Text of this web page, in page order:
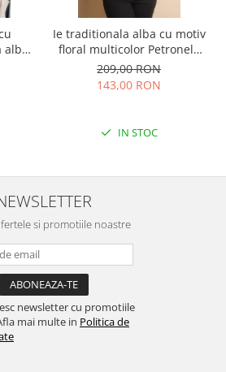
alba
Ie traditionala alba cu motiv
floral multicolor Petronela
01
209,00 RON
143,00 RON
IN STOC
si promotiile noastre
newsletter cu promotiile
mai multe in Politica de